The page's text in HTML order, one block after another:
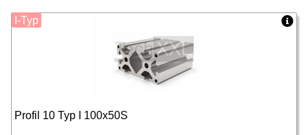
Profil 10 Typ I 100x50S
I-Typ